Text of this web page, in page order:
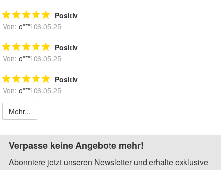
Positiv
Von: o***i 06.05.25
Positiv
Von: o***i 06.05.25
Positiv
Von: o***i 06.05.25
Mehr...
Verpasse keine Angebote mehr!
Abonniere jetzt unseren Newsletter und erhalte exklusive